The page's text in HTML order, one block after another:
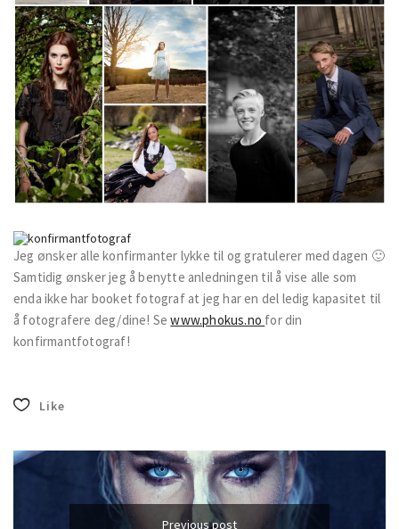
Jeg ønsker alle konfirmanter lykke til og gratulerer med dagen 🙂
Samtidig ønsker jeg å benytte anledningen til å vise alle som
enda ikke har booket fotograf at jeg har en del ledig kapasitet til
å fotografere deg/dine! Sewww.phokus.no for din
konfirmantfotograf!
Like
Previous post